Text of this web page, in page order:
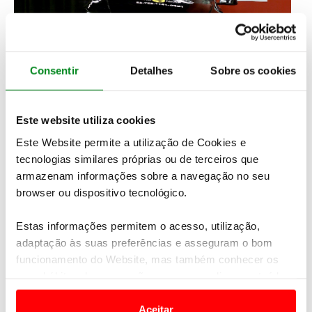
Consentir Detalhes Sobre os cookies
Este website utiliza cookies
Este Website permite a utilização de Cookies e
tecnologias similares próprias ou de terceiros que
armazenam informações sobre a navegação no seu
browser ou dispositivo tecnológico.
Estas informações permitem o acesso, utilização,
adaptação às suas preferências e asseguram o bom
funcionamento do Website, mas também conhecer os
e anúncios de modo a promover produtos e/ou serviços.
Aceitar